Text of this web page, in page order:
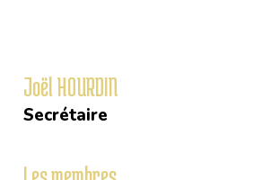
Joël HOURDIN
Secrétaire